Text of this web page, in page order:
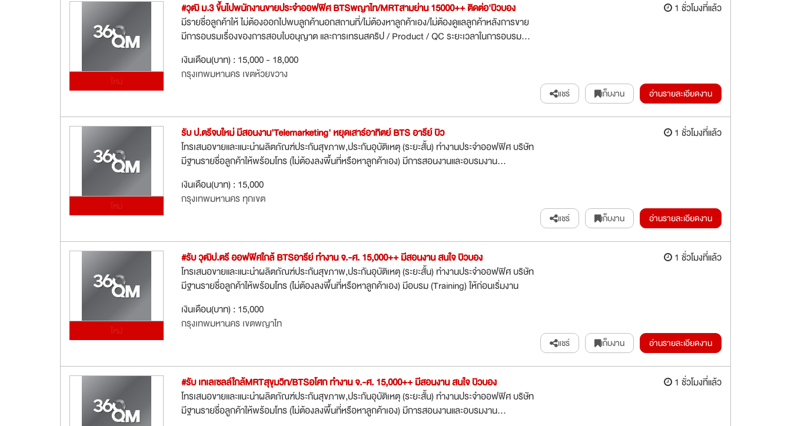
ใหม่
#วุฒิ ม.3 ขึ้นไปพนักงานขายประจำออฟฟิศ BTSพญาไท/MRTสามย่าน 15000++ ติดต่อ'บิวบอง
มีรายชื่อลูกค้าให้ ไม่ต้องออกไปพบลูกค้านอกสถานที่/ไม่ต้องหาลูกค้าเอง/ไม่ต้องดูแลลูกค้าหลังการขาย
มีการอบรมเรื่องของการสอบใบอนุญาต และการเทรนสคริป / Product / QC ระยะเวลาในการอบรม...
เงินเดือน(บาท) : 15,000 - 18,000
กรุงเทพมหานคร เขตห้วยขวาง
1 ชั่วโมงที่แล้ว
แชร์ เก็บงาน อ่านรายละเอียดงาน
ใหม่
รับ ป.ตรีจบใหม่ มีสอนงาน'Telemarketing' หยุดเสาร์อาทิตย์ BTS อารีย์ บิว
โทรเสนอขายและแนะนำผลิตภัณฑ์ประกันสุขภาพ,ประกันอุบัติเหตุ (ระยะสั้น) ทำงานประจำออฟฟิศ บริษัท
มีฐานรายชื่อลูกค้าให้พร้อมโทร (ไม่ต้องลงพื้นที่หรือหาลูกค้าเอง) มีการสอนงานและอบรมงาน...
เงินเดือน(บาท) : 15,000
กรุงเทพมหานคร ทุกเขต
1 ชั่วโมงที่แล้ว
แชร์ เก็บงาน อ่านรายละเอียดงาน
ใหม่
#รับ วุฒิป.ตรี ออฟฟิศใกล้ BTSอารีย์ ทำงาน จ.-ศ. 15,000++ มีสอนงาน สนใจ บิวบอง
โทรเสนอขายและแนะนำผลิตภัณฑ์ประกันสุขภาพ,ประกันอุบัติเหตุ (ระยะสั้น) ทำงานประจำออฟฟิศ บริษัท
มีฐานรายชื่อลูกค้าให้พร้อมโทร (ไม่ต้องลงพื้นที่หรือหาลูกค้าเอง) มีอบรม (Training) ให้ก่อนเริ่มงาน
เงินเดือน(บาท) : 15,000
กรุงเทพมหานคร เขตพญาไท
1 ชั่วโมงที่แล้ว
แชร์ เก็บงาน อ่านรายละเอียดงาน
#รับ เทเลเซลล์ใกล้MRTสุขุมวิท/BTSอโศก ทำงาน จ.-ศ. 15,000++ มีสอนงาน สนใจ บิวบอง
โทรเสนอขายและแนะนำผลิตภัณฑ์ประกันสุขภาพ,ประกันอุบัติเหตุ (ระยะสั้น) ทำงานประจำออฟฟิศ บริษัท
มีฐานรายชื่อลูกค้าให้พร้อมโทร (ไม่ต้องลงพื้นที่หรือหาลูกค้าเอง) มีการสอนงานและอบรมงาน...
1 ชั่วโมงที่แล้ว